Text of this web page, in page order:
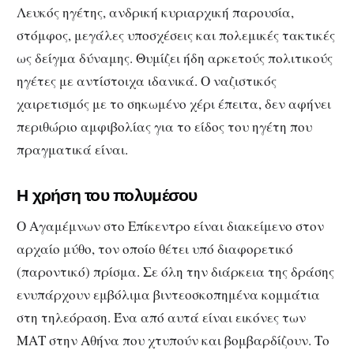
Λευκός ηγέτης, ανδρική κυριαρχική παρουσία,
στόμφος, μεγάλες υποσχέσεις και πολεμικές τακτικές
ως δείγμα δύναμης. Θυμίζει ήδη αρκετούς πολιτικούς
ηγέτες με αντίστοιχα ιδανικά. Ο ναζιστικός
χαιρετισμός με το σηκωμένο χέρι έπειτα, δεν αφήνει
περιθώριο αμφιβολίας για το είδος του ηγέτη που
πραγματικά είναι.
Η χρήση του πολυμέσου
Ο Αγαμέμνων στο Επίκεντρο είναι διακείμενο στον
αρχαίο μύθο, τον οποίο θέτει υπό διαφορετικό
(παροντικό) πρίσμα. Σε όλη την διάρκεια της δράσης
ενυπάρχουν εμβόλιμα βιντεοσκοπημένα κομμάτια
στη τηλεόραση. Ένα από αυτά είναι εικόνες των
ΜΑΤ στην Αθήνα που χτυπούν και βομβαρδίζουν. Το